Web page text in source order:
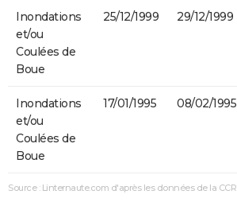
Inondations
et/ou
Coulées de
Boue
25/12/1999 29/12/1999
Inondations
et/ou
Coulées de
Boue
17/01/1995 08/02/1995
Source : Linternaute.com d'après les données de la CCR